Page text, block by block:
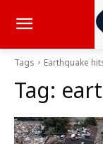
Tags Earthquake
Tag: